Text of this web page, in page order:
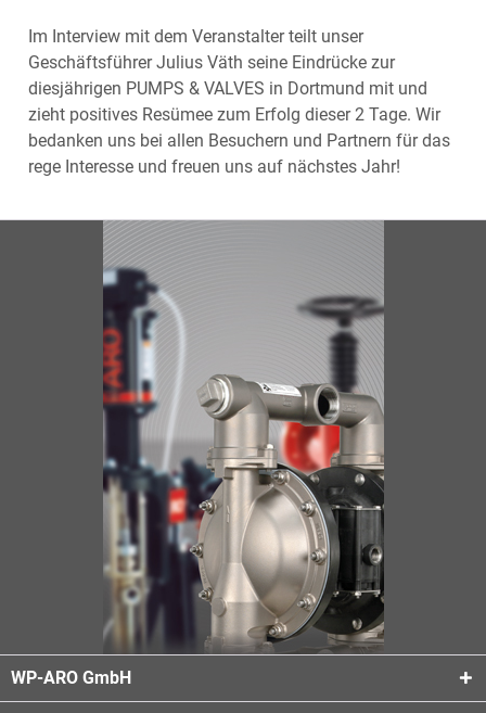
Im Interview mit dem Veranstalter teilt unser
Geschäftsführer Julius Väth seine Eindrücke zur
diesjährigen PUMPS & VALVES in Dortmund mit und
zieht positives Resümee zum Erfolg dieser 2 Tage. Wir
bedanken uns bei allen Besuchern und Partnern für das
rege Interesse und freuen uns auf nächstes Jahr!
WP-ARO GmbH